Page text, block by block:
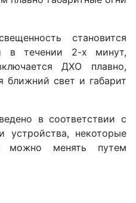
становится
в течении 2-х минут,
ДХО плавно,
ближний свет и габарит
в соответствии с
устройства, некоторые
можно менять путем